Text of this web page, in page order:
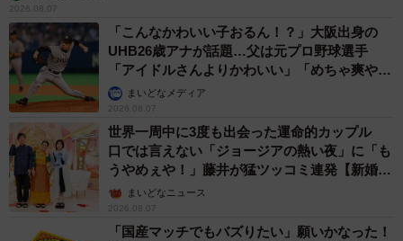
2026.08.07
「こんなかわいい子おるん！？」大阪出身の
UHB26歳アナが話題…父は元プロ野球選手
「アイドルさんよりかわいい」「めちゃ爽や
か」まいどなメディア
2026.08.07
世界一周中に3度も出会った運命的カップル
口では言えない「ジョージアの熱い夜」に「も
うやめぇや！」藤井が猛ツッコミ連発【新婚さ
ん】まいどなニュース
2026.08.07
「国産マッチでもバズりたい」願いかなった！